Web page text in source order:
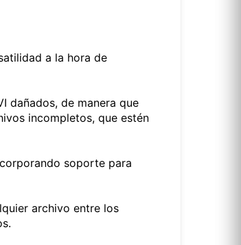
a la hora de
dañados, de manera que
incompletos, que estén
soporte para
archivo entre los